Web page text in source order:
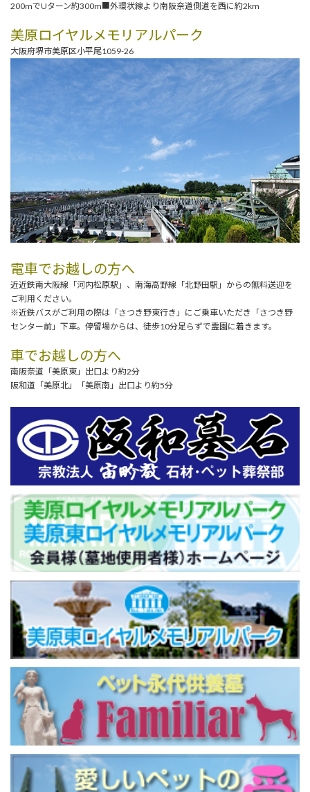
200mでUターン約300m■外環状線より南阪奈道側道を西に約2km
美原ロイヤルメモリアルパーク
大阪府堺市美原区小平尾1059-26
電車でお越しの方へ
近近鉄南大阪線「河内松原駅」、南海高野線「北野田駅」からの無料送迎を
ご利用ください。
※近鉄バスがご利用の際は「さつき野東行き」にご乗車いただき「さつき野
センター前」下車。停留場からは、徒歩10分足らずで霊園に着きます。
車でお越しの方へ
南阪奈道「美原東」出口より約2分
阪和道「美原北」「美原南」出口より約5分